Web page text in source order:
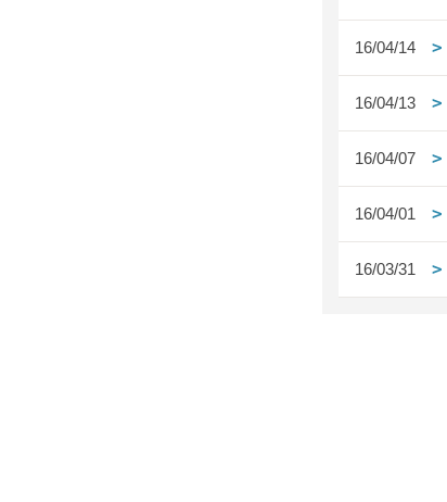
16/04/14
16/04/13
16/04/07
16/04/01
16/03/31